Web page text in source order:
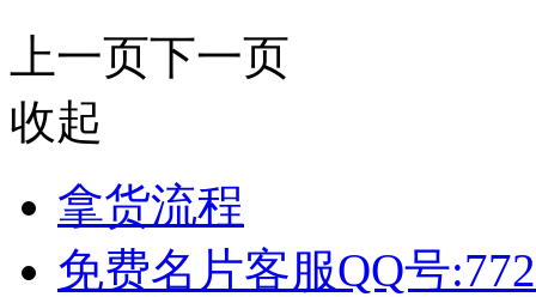
上一页下一页
收起
拿货流程
免费名片客服QQ号